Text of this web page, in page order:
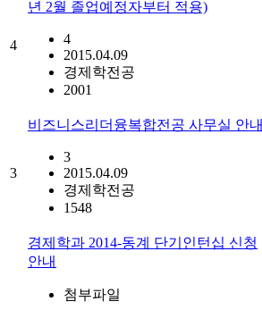
4
년 2월 졸업예정자부터 적용)
4
2015.04.09
경제학전공
2001
3
비즈니스리더융복합전공 사무실 안내
3
2015.04.09
경제학전공
1548
경제학과 2014-동계 단기인턴십 신청
안내
첨부파일